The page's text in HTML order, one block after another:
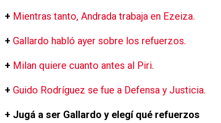
+ Mientras tanto, Andrada trabaja en Ezeiza.
+ Gallardo habló ayer sobre los refuerzos.
+ Milan quiere cuanto antes al Piri.
+ Guido Rodríguez se fue a Defensa y Justicia.
+ Jugá a ser Gallardo y elegí qué refuerzos